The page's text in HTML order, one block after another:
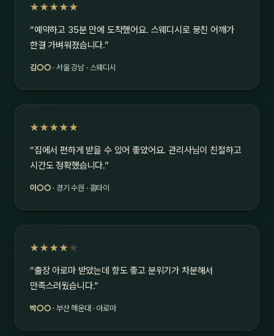
★★★★★
“예약하고 35분 만에 도착했어요. 스웨디시로 뭉친 어깨가
한결 가벼워졌습니다.”
김○○ · 서울 강남 · 스웨디시
★★★★★
“집에서 편하게 받을 수 있어 좋았어요. 관리사님이 친절하고
시간도 정확했습니다.”
이○○ · 경기 수원 · 홈타이
★★★★ ★
“출장 아로마 받았는데 향도 좋고 분위기가 차분해서
만족스러웠습니다.”
박○○ · 부산 해운대 · 아로마